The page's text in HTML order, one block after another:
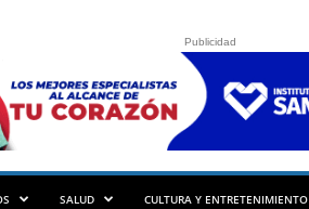
Publicidad
SALUD CULTURA Y ENTRETENIMIENTO